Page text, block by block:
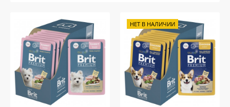
НЕТ В НАЛИЧИИ